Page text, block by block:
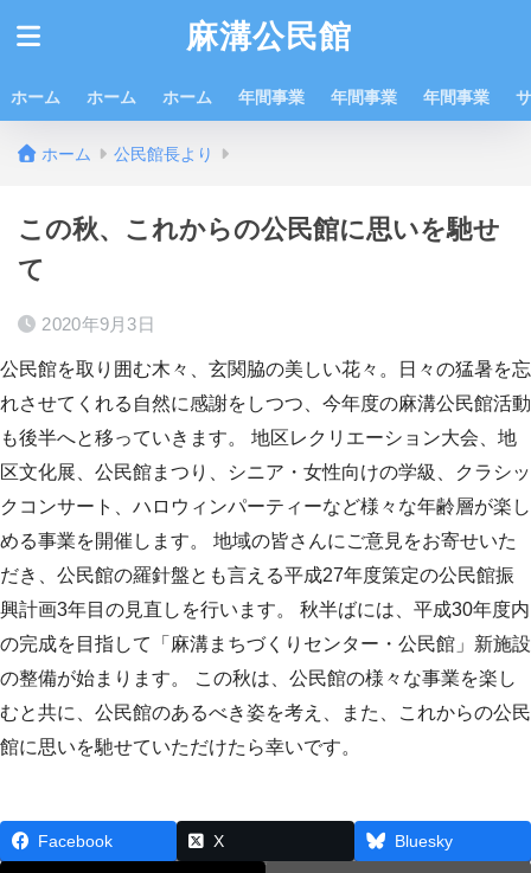
麻溝公民館
ホーム ホーム ホーム 年間事業 年間事業 年間事業
ホーム 公民館長より
この秋、これからの公民館に思いを馳せ
て
2020年9月3日
公民館を取り囲む木々、玄関脇の美しい花々。日々の猛暑を忘
れさせてくれる自然に感謝をしつつ、今年度の麻溝公民館活動
も後半へと移っていきます。 地区レクリエーション大会、地
区文化展、公民館まつり、シニア・女性向けの学級、クラシッ
クコンサート、ハロウィンパーティーなど様々な年齢層が楽し
める事業を開催します。 地域の皆さんにご意見をお寄せいた
だき、公民館の羅針盤とも言える平成27年度策定の公民館振
興計画3年目の見直しを行います。 秋半ばには、平成30年度内
の完成を目指して「麻溝まちづくりセンター・公民館」新施設
の整備が始まります。 この秋は、公民館の様々な事業を楽し
むと共に、公民館のあるべき姿を考え、また、これからの公民
館に思いを馳せていただけたら幸いです。
Facebook X Bluesky